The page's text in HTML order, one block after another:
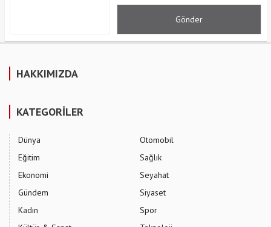
HAKKIMIZDA
KATEGORİLER
Dünya
Eğitim
Ekonomi
Gündem
Kadın
Otomobil
Sağlık
Seyahat
Siyaset
Spor